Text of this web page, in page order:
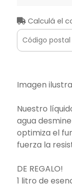
Calculá el
Imagen
Nuestro
agua
optimiza el
fuerza la
DE REGALO!
1 litro de